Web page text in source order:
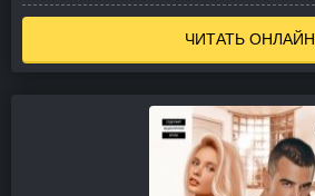
ЧИТАТЬ ОНЛАЙН